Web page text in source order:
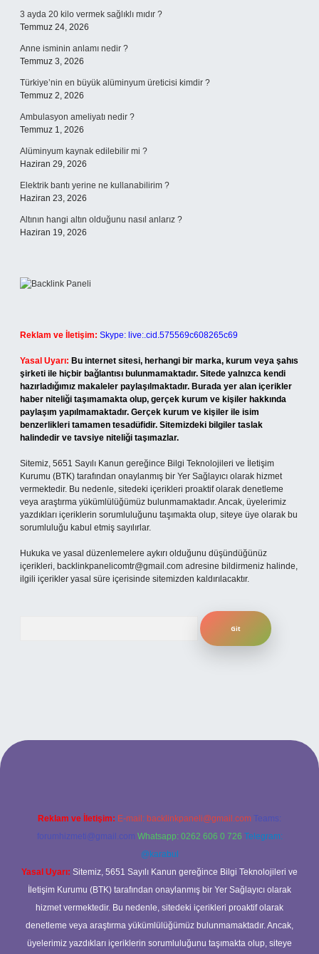
3 ayda 20 kilo vermek sağlıklı mıdır ?
Temmuz 24, 2026
Anne isminin anlamı nedir ?
Temmuz 3, 2026
Türkiye’nin en büyük alüminyum üreticisi kimdir ?
Temmuz 2, 2026
Ambulasyon ameliyatı nedir ?
Temmuz 1, 2026
Alüminyum kaynak edilebilir mi ?
Haziran 29, 2026
Elektrik bantı yerine ne kullanabilirim ?
Haziran 23, 2026
Altının hangi altın olduğunu nasıl anlarız ?
Haziran 19, 2026
Reklam ve İletişim: Skype: live:.cid.575569c608265c69
Yasal Uyarı: Bu internet sitesi, herhangi bir marka, kurum veya şahıs
şirketi ile hiçbir bağlantısı bulunmamaktadır. Sitede yalnızca kendi
hazırladığımız makaleler paylaşılmaktadır. Burada yer alan içerikler
haber niteliği taşımamakta olup, gerçek kurum ve kişiler hakkında
paylaşım yapılmamaktadır. Gerçek kurum ve kişiler ile isim
benzerlikleri tamamen tesadüfidir. Sitemizdeki bilgiler taslak
halindedir ve tavsiye niteliği taşımazlar.
Sitemiz, 5651 Sayılı Kanun gereğince Bilgi Teknolojileri ve İletişim
Kurumu (BTK) tarafından onaylanmış bir Yer Sağlayıcı olarak hizmet
vermektedir. Bu nedenle, sitedeki içerikleri proaktif olarak denetleme
veya araştırma yükümlülüğümüz bulunmamaktadır. Ancak, üyelerimiz
yazdıkları içeriklerin sorumluluğunu taşımakta olup, siteye üye olarak bu
sorumluluğu kabul etmiş sayılırlar.
Hukuka ve yasal düzenlemelere aykırı olduğunu düşündüğünüz
içerikleri, backlinkpanelicomtr@gmail.com adresine bildirmeniz halinde,
ilgili içerikler yasal süre içerisinde sitemizden kaldırılacaktır.
Reklam ve İletişim: E-mail: backlinkpaneli@gmail.com Teams:
forumhizmeti@gmail.com Whatsapp: 0262 606 0 726 Telegram:
@karabul
Yasal Uyarı: Sitemiz, 5651 Sayılı Kanun gereğince Bilgi Teknolojileri ve
İletişim Kurumu (BTK) tarafından onaylanmış bir Yer Sağlayıcı olarak
hizmet vermektedir. Bu nedenle, sitedeki içerikleri proaktif olarak
denetleme veya araştırma yükümlülüğümüz bulunmamaktadır. Ancak,
üyelerimiz yazdıkları içeriklerin sorumluluğunu taşımakta olup, siteye